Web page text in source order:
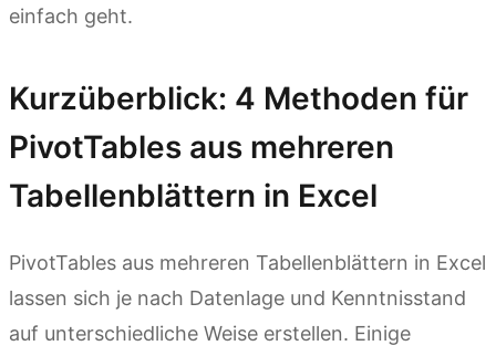
einfach geht.
Kurzüberblick: 4 Methoden für
PivotTables aus mehreren
Tabellenblättern in Excel
PivotTables aus mehreren Tabellenblättern in Excel
lassen sich je nach Datenlage und Kenntnisstand
auf unterschiedliche Weise erstellen. Einige